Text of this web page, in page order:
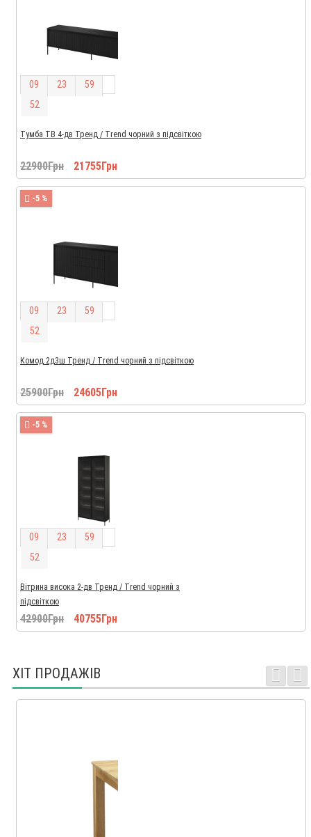
09 23 59
51
Тумба ТВ 4-дв Тренд / Trend чорний з підсвіткою
22900Грн 21755Грн
-5 %
09 23 59
51
Комод 2д3ш Тренд / Trend чорний з підсвіткою
25900Грн 24605Грн
-5 %
09 23 59
51
Вітрина висока 2-дв Тренд / Trend чорний з
підсвіткою
42900Грн 40755Грн
ХІТ ПРОДАЖІВ